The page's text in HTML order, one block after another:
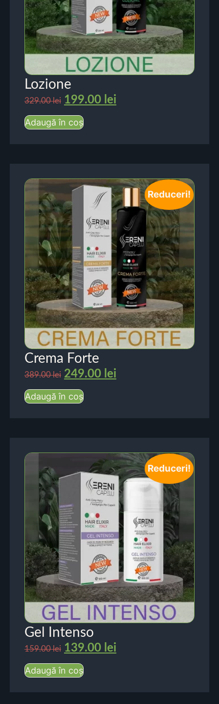
Lozione
329.00lei 199.00 lei
Adaugă în coș
Reduceri!
Crema Forte
389.00lei 249.00 lei
Adaugă în coș
Reduceri!
Gel Intenso
159.00lei 139.00 lei
Adaugă în coș